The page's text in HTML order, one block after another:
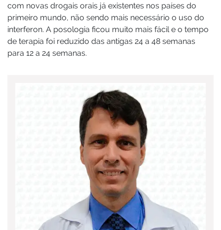
com novas drogais orais já existentes nos países do
primeiro mundo, não sendo mais necessário o uso do
interferon. A posologia ficou muito mais fácil e o tempo
de terapia foi reduzido das antigas 24 a 48 semanas
para 12 a 24 semanas.